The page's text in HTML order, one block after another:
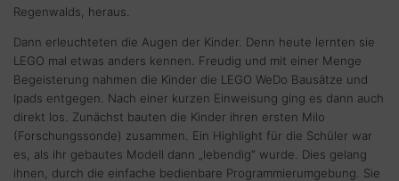
Regenwalds, heraus.
Dann erleuchteten die Augen der Kinder. Denn heute lernten sie
LEGO mal etwas anders kennen. Freudig und mit einer Menge
Begeisterung nahmen die Kinder die LEGO WeDo Bausätze und
Ipads entgegen. Nach einer kurzen Einweisung ging es dann auch
direkt los. Zunächst bauten die Kinder ihren ersten Milo
(Forschungssonde) zusammen. Ein Highlight für die Schüler war
es, als ihr gebautes Modell dann „lebendig“ wurde. Dies gelang
ihnen, durch die einfache bedienbare Programmierumgebung. Sie